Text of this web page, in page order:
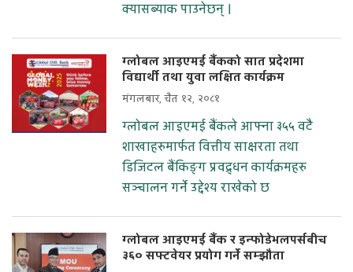
क्यासब्याक पाउनेछन् ।
ग्लोबल आइएमई बैंकको सात प्रदेशमा
विद्यार्थी तथा युवा लक्षित कार्यक्रम
मंगलबार, चैत १२, २०८१
ग्लोबल आइएमई बैंकले आफ्ना ३५५ वटै
शाखाहरुमार्फत वित्तीय साक्षरता तथा
डिजिटल बैंकिङ्ग प्रवद्र्धन कार्यक्रमहरु
सञ्चालन गर्ने उद्देश्य राखेको छ
ग्लोबल आइएमई बैंक र इन्फोडेभलपर्सबीच
३६० सफ्टवेयर प्रयोग गर्ने सम्झौता